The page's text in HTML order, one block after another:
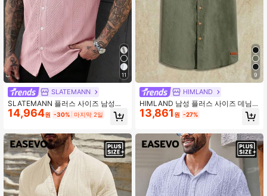
4.82 49K 팔로워
4.82 49K 팔로워
4.82 49K 팔로워
4.82 49K 팔로워
11
SLATEMANN
SLATEMANN 플러스 사이즈 남성용
솔리드 컬러 텍스처 자카드 반팔 셔츠
14,964원 -30% 마지막 2일
9
HIMLAND
HIMLAND 남성 플러스 사이즈 데님
싱글 브레스트 반팔 포켓 셔츠
13,861 원 -27%